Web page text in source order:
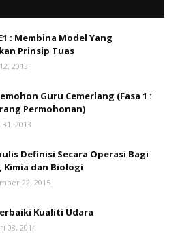
: Membina Model Yang
Prinsip Tuas
2013
Guru Cemerlang (Fasa 1 :
Permohonan)
2013
Definisi Secara Operasi Bagi
Kimia dan Biologi
22, 2015
Kualiti Udara
08, 2014